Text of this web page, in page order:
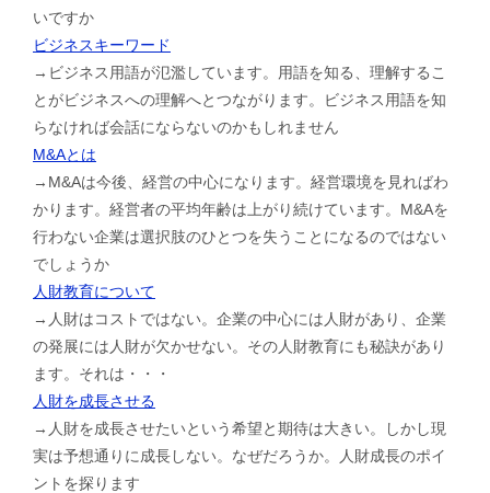
いですか
ビジネスキーワード
→ビジネス用語が氾濫しています。用語を知る、理解するこ
とがビジネスへの理解へとつながります。ビジネス用語を知
らなければ会話にならないのかもしれません
M&Aとは
→M&Aは今後、経営の中心になります。経営環境を見ればわ
かります。経営者の平均年齢は上がり続けています。M&Aを
行わない企業は選択肢のひとつを失うことになるのではない
でしょうか
人財教育について
→人財はコストではない。企業の中心には人財があり、企業
の発展には人財が欠かせない。その人財教育にも秘訣があり
ます。それは・・・
人財を成長させる
→人財を成長させたいという希望と期待は大きい。しかし現
実は予想通りに成長しない。なぜだろうか。人財成長のポイ
ントを探ります